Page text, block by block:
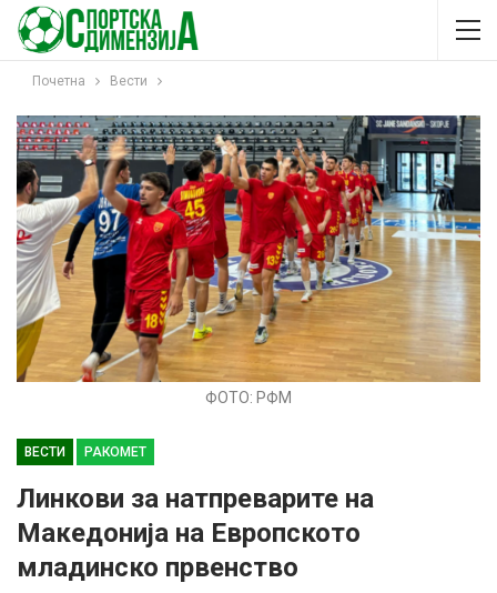
Почетна Вести
ФОТО: РФМ
ВЕСТИ РАКОМЕТ
Линкови за натпреварите на
Македонија на Европското
младинско првенство